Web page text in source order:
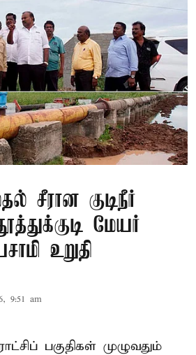
சீரான குடிநீர்
மேயர்
உறுதி
9:51 am
ப் பகுதிகள் முழுவதும்